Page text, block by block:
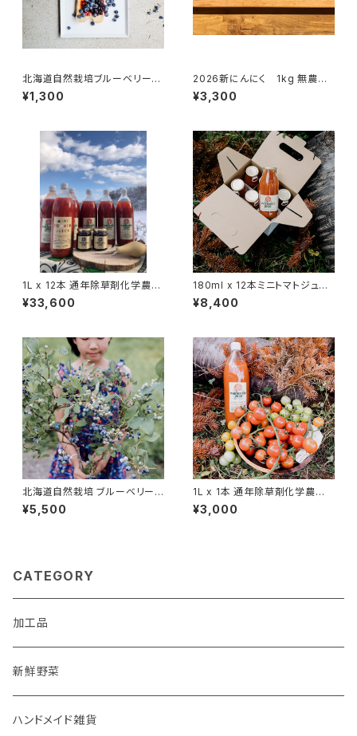
北海道自然栽培ブルーベリージ
ャム 1瓶 120g Blue Berry
と北海道の甜菜糖で作った ブル
¥1,300
2026新にんにく 1kg 無農薬
有機栽培
¥3,300
1L x 12本 通年除草剤化学農薬
不使用
¥33,600
180ml x 12本ミニトマトジュー
ス通年除草剤化学農薬化学肥
料不使用ミニトマトジュース
¥8,400
北海道自然栽培 ブルーベリー
800g 通年除草剤農薬肥料不
使用
¥5,500
1L x 1本 通年除草剤化学農薬
不使用
¥3,000
CATEGORY
加工品
新鮮野菜
ハンドメイド雑貨